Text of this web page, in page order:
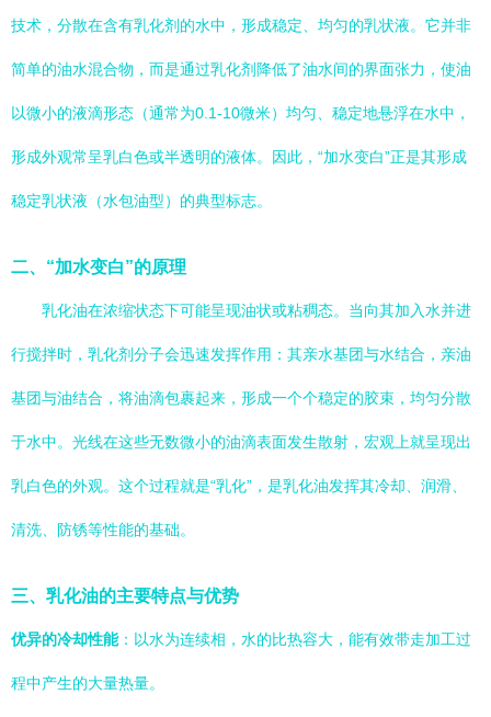
技术，分散在含有乳化剂的水中，形成稳定、均匀的乳状液。它并非
简单的油水混合物，而是通过乳化剂降低了油水间的界面张力，使油
以微小的液滴形态（通常为0.1-10微米）均匀、稳定地悬浮在水中，
形成外观常呈乳白色或半透明的液体。因此，“加水变白”正是其形成
稳定乳状液（水包油型）的典型标志。
二、“加水变白”的原理
乳化油在浓缩状态下可能呈现油状或粘稠态。当向其加入水并进
行搅拌时，乳化剂分子会迅速发挥作用：其亲水基团与水结合，亲油
基团与油结合，将油滴包裹起来，形成一个个稳定的胶束，均匀分散
于水中。光线在这些无数微小的油滴表面发生散射，宏观上就呈现出
乳白色的外观。这个过程就是“乳化”，是乳化油发挥其冷却、润滑、
清洗、防锈等性能的基础。
三、乳化油的主要特点与优势
优异的冷却性能：以水为连续相，水的比热容大，能有效带走加工过
程中产生的大量热量。